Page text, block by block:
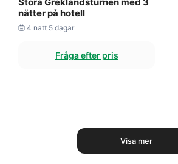
nätter på hotell
4 natt 5 dagar
Fråga efter pris
Visa mer